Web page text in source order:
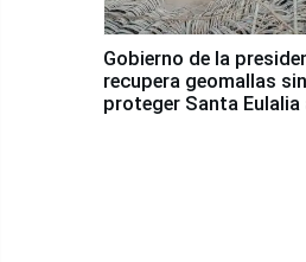
Gobierno de la
recupera geomallas
proteger Santa Eulalia